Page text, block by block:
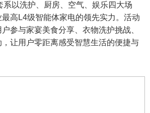
系以洗护、厨房、空气、娱乐四大场
高L4级智能体家电的领先实力。活动
参与家宴美食分享、衣物洗护挑战、
让用户零距离感受智慧生活的便捷与